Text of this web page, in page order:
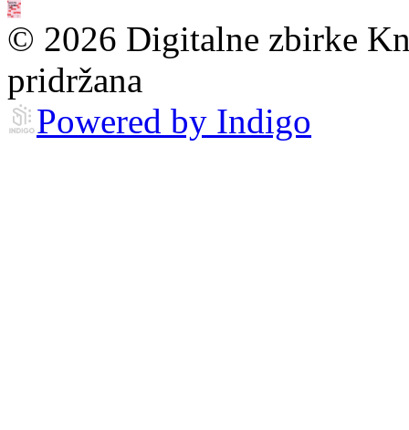
© 2026 Digitalne zbirke
pridržana
Powered by Indigo